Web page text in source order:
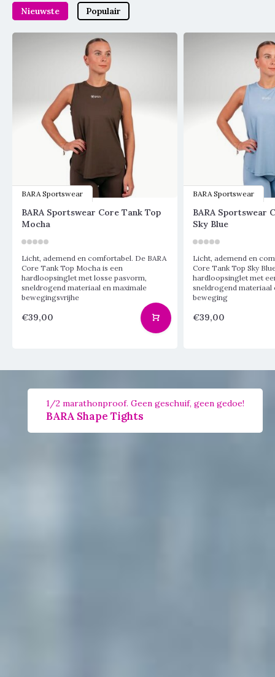
Nieuwste Populair
BARA Sportswear
BARA Sportswear Core Tank Top
Mocha
Licht, ademend en comfortabel. De BARA
Core Tank Top Mocha is een
hardloopsinglet met losse pasvorm,
sneldrogend materiaal en maximale
bewegingsvrijhe
€39,00
BARA Sportswear
BARA Sportswear
Sky Blue
Licht, ademend en
Core Tank Top Sky
hardloopsinglet met
sneldrogend materiaal
beweging
€39,00
1/2 marathonproof. Geen geschuif, geen gedoe!
BARA Shape Tights